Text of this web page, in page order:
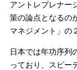
アントレプレナー
策の論点となるの
マネジメント」の
日本では年功序列
っており、スピー